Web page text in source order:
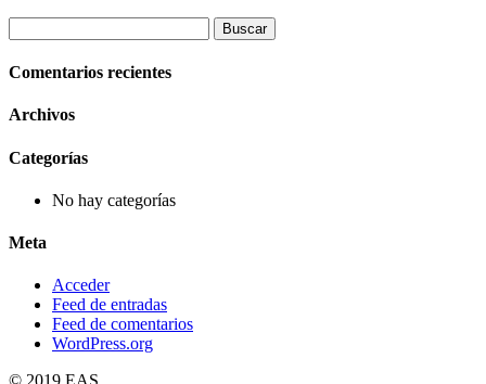
Comentarios recientes
Archivos
Categorías
No hay categorías
Meta
Acceder
Feed de entradas
Feed de comentarios
WordPress.org